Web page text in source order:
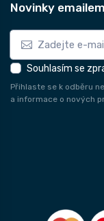
Novinky emailem
Souhlasím se
Přihlaste se k odběru
a informace o nových